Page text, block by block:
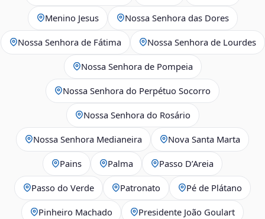
Menino Jesus Nossa Senhora das Dores
Nossa Senhora de Fátima Nossa Senhora de Lourdes
Nossa Senhora de Pompeia
Nossa Senhora do Perpétuo Socorro
Nossa Senhora do Rosário
Nossa Senhora Medianeira Nova Santa Marta
Pains Palma Passo D’Areia
Passo do Verde Patronato Pé de Plátano
Pinheiro Machado Presidente João Goulart